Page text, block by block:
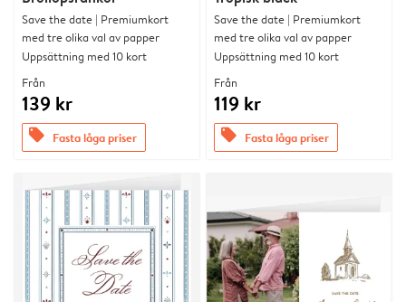
Save the date | Premiumkort
med tre olika val av papper
Uppsättning med 10 kort
Från
139 kr
offers Fasta låga priser
Save the date | Premiumkort
med tre olika val av papper
Uppsättning med 10 kort
Från
119 kr
offers Fasta låga priser